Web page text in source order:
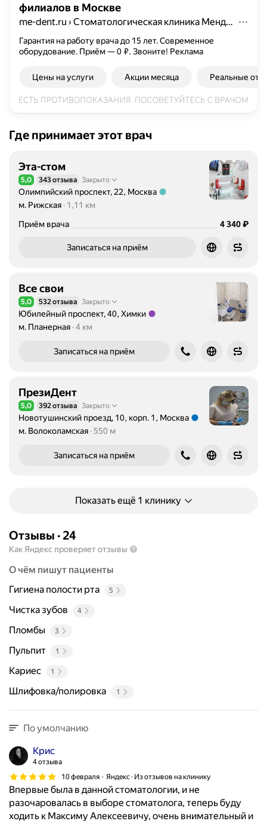
филиалов в Москве
me-dent.ru › Стоматологическая клиника Менделеев: 6 филиалов в Москве
Гарантия на работу врача до 15 лет. Современное
оборудование. Приём — 0 ₽. Звоните! Реклама
Цены на услуги Акции месяца Реальные
Где принимает этот врач
Эта-стом
Рейтинг 5,0 из 5
5,0 343 отзыва Закрыто
Олимпийский проспект, 22, Москва
Метро м. Рижская Расстояние 1,11 км
м. Рижская
1,11 км
Приём врача
Цена
4340
4 340₽
Записаться на приём
Все свои
Рейтинг 5,0 из 5
5,0 532 отзыва Закрыто
Юбилейный проспект, 40, Химки
Метро м. Планерная Расстояние 4 км
м. Планерная 4 км
Записаться на приём
ПрезиДент
Рейтинг 5,0 из 5
5,0 392 отзыва Закрыто
Новотушинский проезд, 10, корп. 1, Москва
Метро м. Волоколамская Расстояние 550 м
м. Волоколамская 550 м
Записаться на приём
Показать ещё 1 клинику
Отзывы · 24
Как Яндекс проверяет отзывы
О чём пишут пациенты
Гигиена полости рта
5
Чистка зубов 4
Пломбы 3
Пульпит 1
Кариес 1
Шлифовка/полировка 1
По умолчанию
Крис
4 отзыва
10 февраля
Яндекс · Из отзывов на клинику
Впервые была в данной стоматологии, и не
разочаровалась в выборе стоматолога, теперь буду
ходить к Максиму Алексеевичу, очень внимательный и